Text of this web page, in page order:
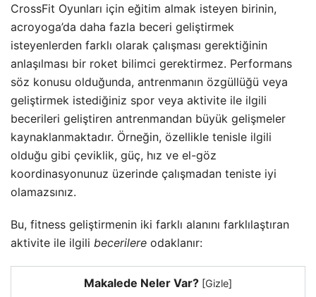
CrossFit Oyunları için eğitim almak isteyen birinin,
acroyoga’da daha fazla beceri geliştirmek
isteyenlerden farklı olarak çalışması gerektiğinin
anlaşılması bir roket bilimci gerektirmez. Performans
söz konusu olduğunda, antrenmanın özgüllüğü veya
geliştirmek istediğiniz spor veya aktivite ile ilgili
becerileri geliştiren antrenmandan büyük gelişmeler
kaynaklanmaktadır. Örneğin, özellikle tenisle ilgili
olduğu gibi çeviklik, güç, hız ve el-göz
koordinasyonunuz üzerinde çalışmadan teniste iyi
olamazsınız.
Bu, fitness geliştirmenin iki farklı alanını farklılaştıran
aktivite ile ilgili becerilere odaklanır:
Makalede Neler Var? [Gizle]